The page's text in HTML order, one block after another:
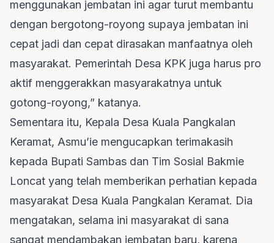
menggunakan jembatan ini agar turut membantu
dengan bergotong-royong supaya jembatan ini
cepat jadi dan cepat dirasakan manfaatnya oleh
masyarakat. Pemerintah Desa KPK juga harus pro
aktif menggerakkan masyarakatnya untuk
gotong-royong,” katanya.
Sementara itu, Kepala Desa Kuala Pangkalan
Keramat, Asmu’ie mengucapkan terimakasih
kepada Bupati Sambas dan Tim Sosial Bakmie
Loncat yang telah memberikan perhatian kepada
masyarakat Desa Kuala Pangkalan Keramat. Dia
mengatakan, selama ini masyarakat di sana
sangat mendambakan jembatan baru, karena